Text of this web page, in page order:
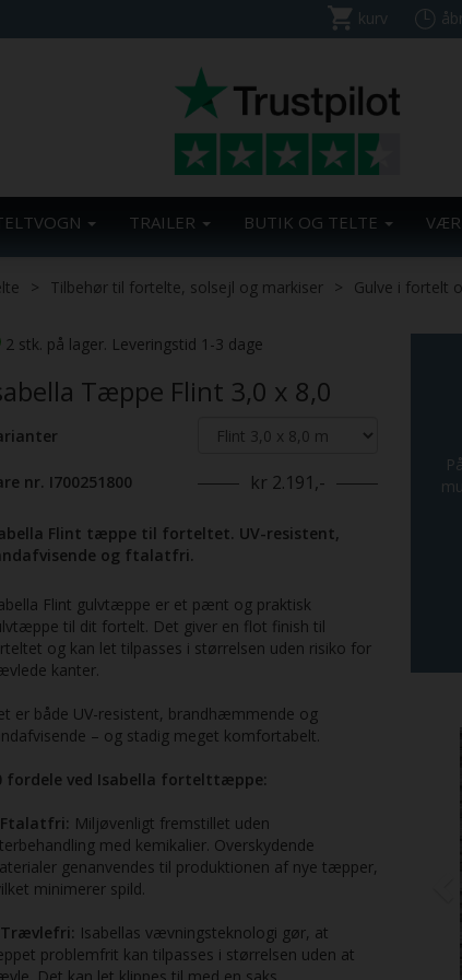
kurv
TRAILER BUTIK OG TELTE
Tilbehør til fortelte, solsejl og markiser Gulve i fortelt
2 stk. på lager. Leveringstid 1-3 dage
Tæppe Flint 3,0 x 8,0
nr. I700251800 kr 2.191,-
Flint tæppe til forteltet. UV-resistent,
og ftalatfri.
Flint gulvtæppe er et pænt og praktisk
til dit fortelt. Det giver en flot finish til
og kan let tilpasses i størrelsen uden risiko for
kanter.
er både UV-resistent, brandhæmmende og
– og stadig meget komfortabelt.
fordele ved Isabella fortelttæppe:
Ftalatfri: Miljøvenligt fremstillet uden
med kemikalier. Overskydende
genanvendes til produktionen af nye tæpper,
minimerer spild.
Trævlefri: Isabellas vævningsteknologi gør, at
problemfrit kan tilpasses i størrelsen uden at